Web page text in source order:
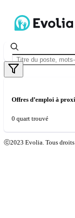
Offres d’emploi à
0 quart trouvé
ⓒ2023 Evolia. Tous droits